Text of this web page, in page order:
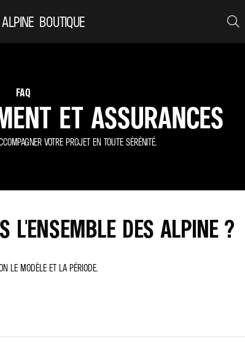
BOUTIQUE
FAQ
ET ASSURANCES
VOTRE PROJET EN TOUTE SÉRÉNITÉ.
L'ENSEMBLE DES ALPINE ?
LE MODÈLE ET LA PÉRIODE.